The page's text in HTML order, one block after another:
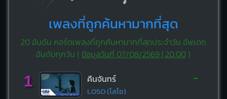
เพลงที่ถูกค้นหามากที่สุด
20 อันดับ คอร์ดเพลงที่ถูกค้นหามากที่สุดประจำวัน อัพเดท
อันดับทุกวัน ( ข้อมูลวันที่ 07/08/2569 | 20:00 )
1 คืนจันทร์
LOSO (โลโซ)
-